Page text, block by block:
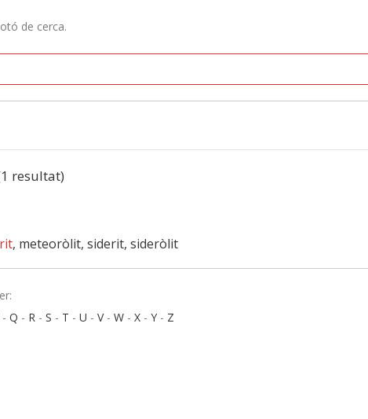
de cerca.
resultat)
, meteoròlit, siderit, sideròlit
- Q - R - S - T - U - V- W - X - Y - Z